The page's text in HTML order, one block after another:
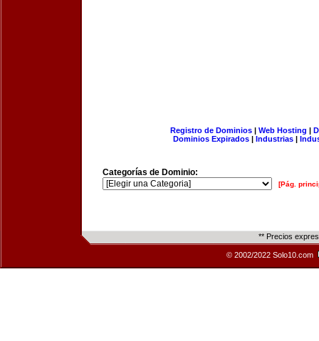
Registro de Dominios| Web Hosting |
Dominios Expirados | Industrias |
Categorías de Dominio:
[Pág.
** Precios
© 2002/2022 Solo10.com